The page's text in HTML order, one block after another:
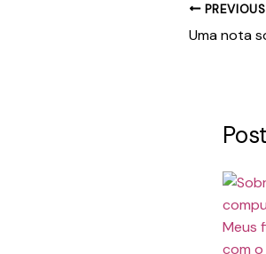
PREVIOUS
Uma nota